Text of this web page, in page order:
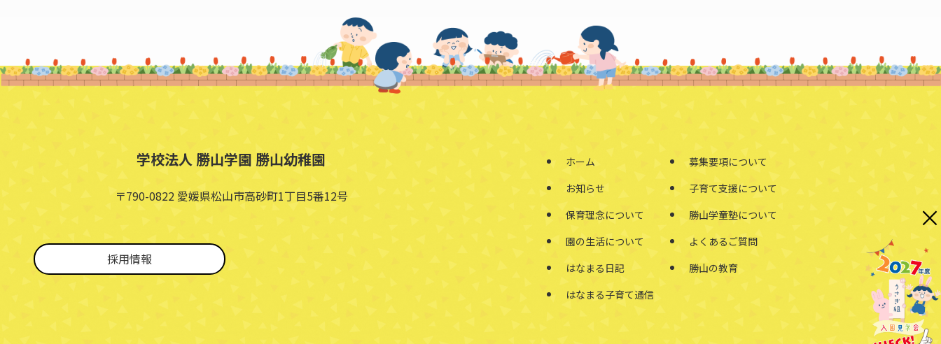
学校法人 勝山学園 勝山幼稚園
〒790-0822 愛媛県松山市高砂町1丁目5番12号
採用情報
ホーム
お知らせ
保育理念について
園の生活について
はなまる日記
はなまる子育て通信
募集要項について
子育て支援について
勝山学童塾について
よくあるご質問
勝山の教育
×